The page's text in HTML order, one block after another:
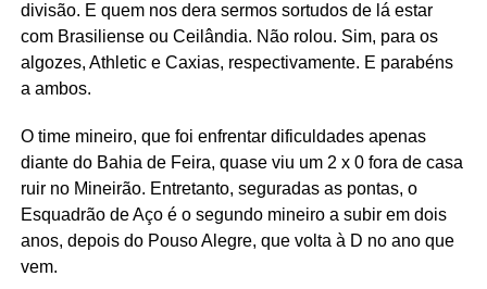
divisão. E quem nos dera sermos sortudos de lá estar
com Brasiliense ou Ceilândia. Não rolou. Sim, para os
algozes, Athletic e Caxias, respectivamente. E parabéns
a ambos.
O time mineiro, que foi enfrentar dificuldades apenas
diante do Bahia de Feira, quase viu um 2 x 0 fora de casa
ruir no Mineirão. Entretanto, seguradas as pontas, o
Esquadrão de Aço é o segundo mineiro a subir em dois
anos, depois do Pouso Alegre, que volta à D no ano que
vem.